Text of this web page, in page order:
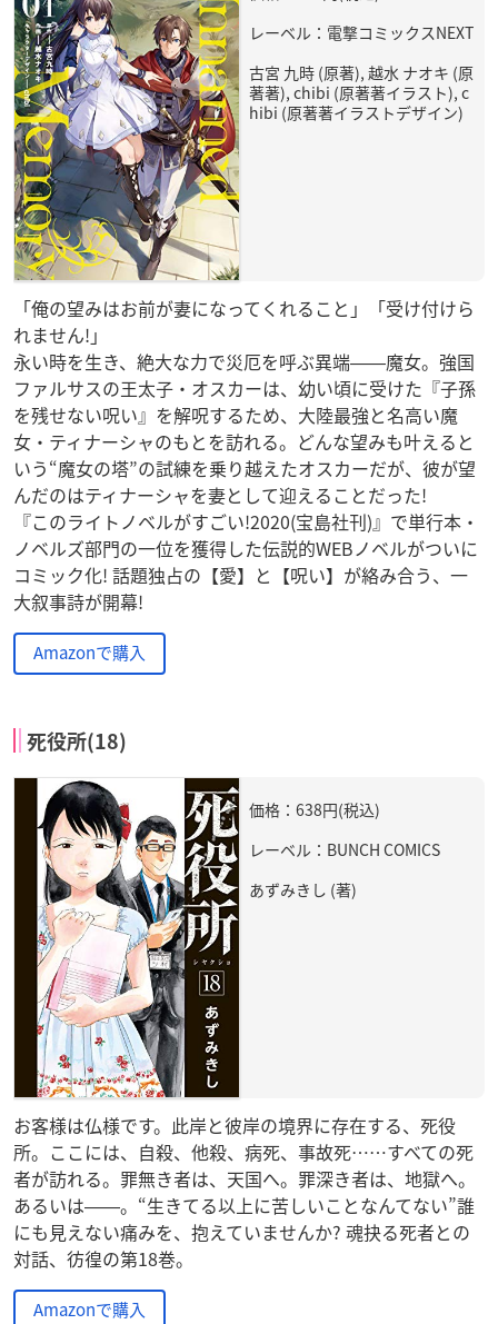
レーベル：電撃コミックスNEXT
古宮 九時 (原著), 越水 ナオキ (原
著著), chibi (原著著イラスト), c
hibi (原著著イラストデザイン)
「俺の望みはお前が妻になってくれること」「受け付けら
れません!」
永い時を生き、絶大な力で災厄を呼ぶ異端――魔女。強国
ファルサスの王太子・オスカーは、幼い頃に受けた『子孫
を残せない呪い』を解呪するため、大陸最強と名高い魔
女・ティナーシャのもとを訪れる。どんな望みも叶えると
いう“魔女の塔”の試練を乗り越えたオスカーだが、彼が望
んだのはティナーシャを妻として迎えることだった!
『このライトノベルがすごい!2020(宝島社刊)』で単行本・
ノベルズ部門の一位を獲得した伝説的WEBノベルがついに
コミック化! 話題独占の【愛】と【呪い】が絡み合う、一
大叙事詩が開幕!
Amazonで購入
死役所(18)
価格：638円(税込)
レーベル：BUNCH COMICS
あずみきし (著)
お客様は仏様です。此岸と彼岸の境界に存在する、死役
所。ここには、自殺、他殺、病死、事故死……すべての死
者が訪れる。罪無き者は、天国へ。罪深き者は、地獄へ。
あるいは――。“生きてる以上に苦しいことなんてない”誰
にも見えない痛みを、抱えていませんか? 魂抉る死者との
対話、彷徨の第18巻。
Amazonで購入